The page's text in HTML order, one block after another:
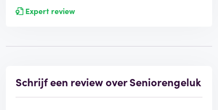
Expert review
Schrijf een review over Seniorengeluk